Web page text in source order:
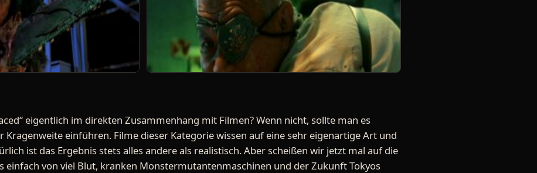
eigentlich im direkten Zusammenhang mit Filmen? Wenn nicht, sollte man es
Kragenweite einführen. Filme dieser Kategorie wissen auf eine sehr eigenartige Art und
ist das Ergebnis stets alles andere als realistisch. Aber scheißen wir jetzt mal auf die
einfach von viel Blut, kranken Monstermutantenmaschinen und der Zukunft Tokyos